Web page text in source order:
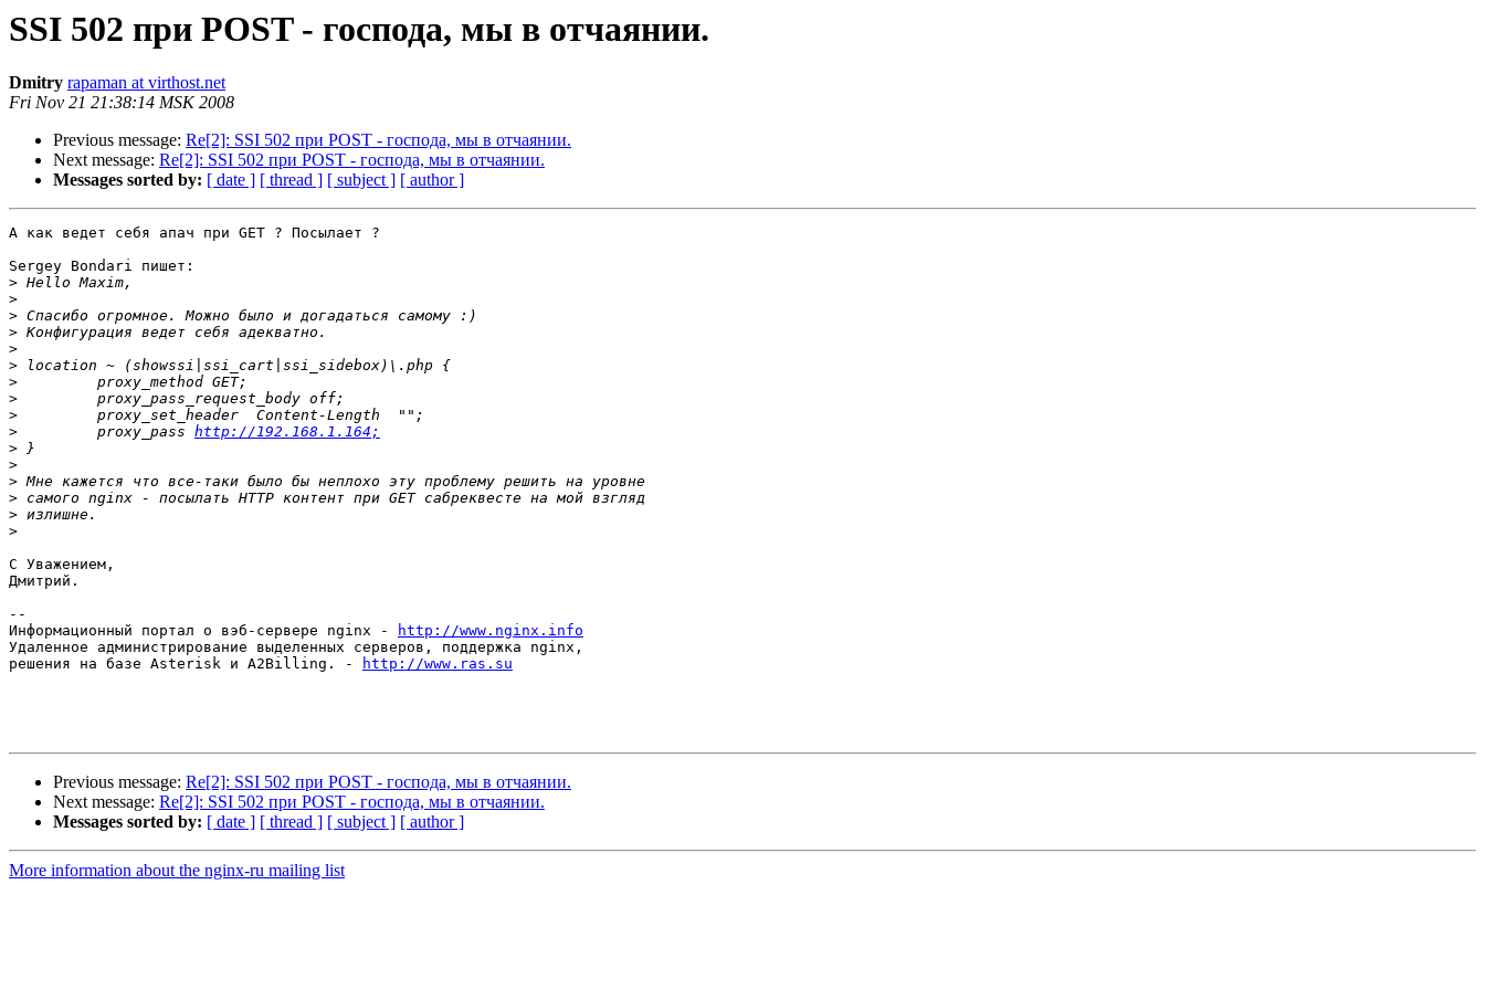
SSI 502 при POST - господа, мы в отчаянии.
Dmitry rapaman at virthost.net
Fri Nov 21 21:38:14 MSK 2008
Previous message: Re[2]: SSI 502 при POST - господа, мы в отчаянии.
Next message: Re[2]: SSI 502 при POST - господа, мы в отчаянии.
Messages sorted by: [ date ] [ thread ] [ subject ] [ author ]
А как ведет себя апач при GET ? Посылает ?
Sergey Bondari пишет:
>
>
>
>
>
>
>
>
>
>
         proxy_pass
http://192.168.1.164;
>
>
>
>
>
>
С Уважением,
Дмитрий.
--
Информационный портал о вэб-сервере nginx -
http://www.nginx.info
Удаленное администрирование выделенных серверов, поддержка nginx,
решения на базе Asterisk и A2Billing. -
http://www.ras.su
Previous message: Re[2]: SSI 502 при POST - господа, мы в отчаянии.
Next message: Re[2]: SSI 502 при POST - господа, мы в отчаянии.
Messages sorted by: [ date ] [ thread ] [ subject ] [ author ]
More information about the nginx-ru mailing list